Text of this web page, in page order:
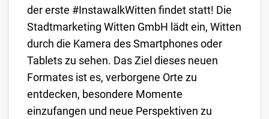
der erste #InstawalkWitten findet statt! Die
Stadtmarketing Witten GmbH lädt ein, Witten
durch die Kamera des Smartphones oder
Tablets zu sehen. Das Ziel dieses neuen
Formates ist es, verborgene Orte zu
entdecken, besondere Momente
einzufangen und neue Perspektiven zu